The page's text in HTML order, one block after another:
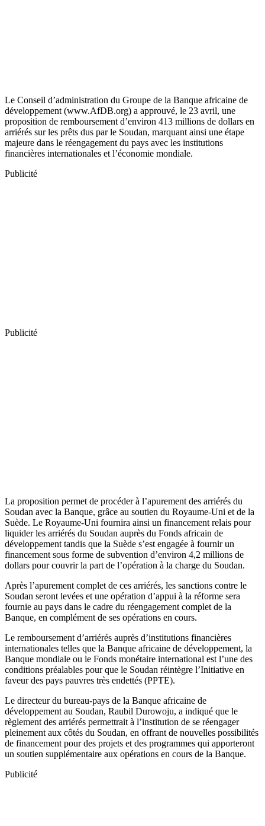
Le Conseil d’administration du Groupe de la Banque africaine de
développement (www.AfDB.org) a approuvé, le 23 avril, une
proposition de remboursement d’environ 413 millions de dollars en
arriérés sur les prêts dus par le Soudan, marquant ainsi une étape
majeure dans le réengagement du pays avec les institutions
financières internationales et l’économie mondiale.
Publicité
Publicité
La proposition permet de procéder à l’apurement des arriérés du
Soudan avec la Banque, grâce au soutien du Royaume-Uni et de la
Suède. Le Royaume-Uni fournira ainsi un financement relais pour
liquider les arriérés du Soudan auprès du Fonds africain de
développement tandis que la Suède s’est engagée à fournir un
financement sous forme de subvention d’environ 4,2 millions de
dollars pour couvrir la part de l’opération à la charge du Soudan.
Après l’apurement complet de ces arriérés, les sanctions contre le
Soudan seront levées et une opération d’appui à la réforme sera
fournie au pays dans le cadre du réengagement complet de la
Banque, en complément de ses opérations en cours.
Le remboursement d’arriérés auprès d’institutions financières
internationales telles que la Banque africaine de développement, la
Banque mondiale ou le Fonds monétaire international est l’une des
conditions préalables pour que le Soudan réintègre l’Initiative en
faveur des pays pauvres très endettés (PPTE).
Le directeur du bureau-pays de la Banque africaine de
développement au Soudan, Raubil Durowoju, a indiqué que le
règlement des arriérés permettrait à l’institution de se réengager
pleinement aux côtés du Soudan, en offrant de nouvelles possibilités
de financement pour des projets et des programmes qui apporteront
un soutien supplémentaire aux opérations en cours de la Banque.
Publicité